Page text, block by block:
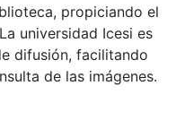
propiciando el
universidad Icesi es
difusión, facilitando
de las imágenes.